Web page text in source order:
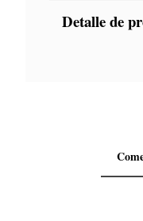
Detalle de